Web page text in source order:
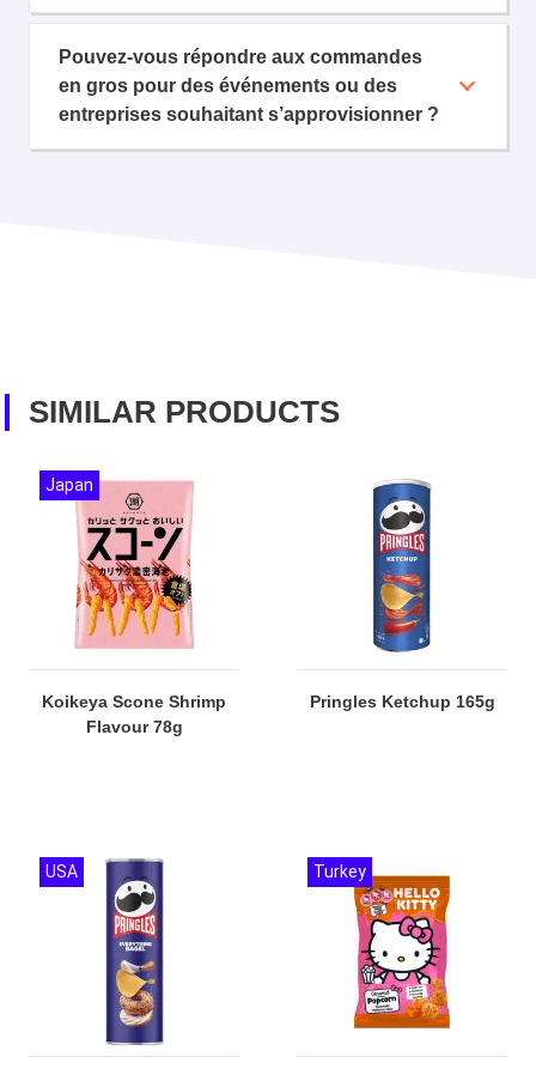
Pouvez-vous répondre aux commandes
en gros pour des événements ou des
entreprises souhaitant s’approvisionner ?
SIMILAR PRODUCTS
Koikeya Scone Shrimp
Flavour 78g
Japan
Pringles Ketchup 165g
USA Turkey